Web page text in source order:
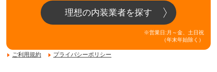
理想の内装業者を探す
※営業日:月～金、土日祝
（年末年始除く）
ご利用規約 プライバシーポリシー